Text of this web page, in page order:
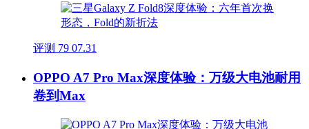
评测 79 07.31
OPPO A7 Pro Max深度体验：万级大电池耐用
卷到Max